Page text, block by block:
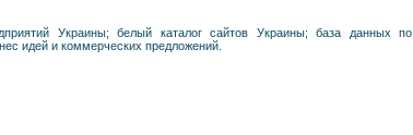
Украины; белый каталог сайтов Украины; база данных по
идей и коммерческих предложений.